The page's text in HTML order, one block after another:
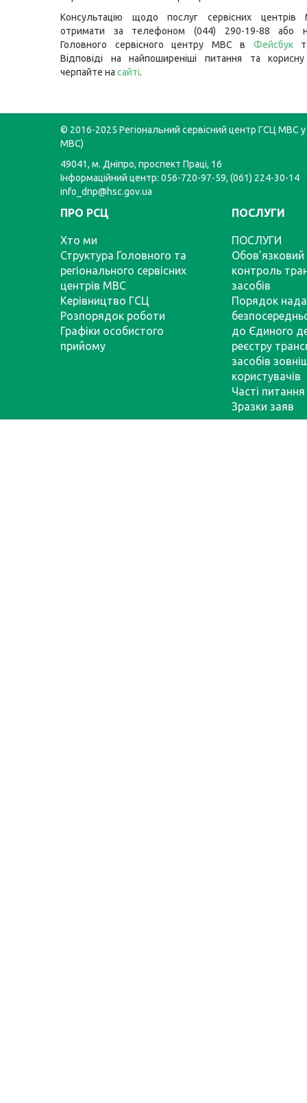
Консультацію щодо послуг сервісних
отримати за телефоном (044) 290-19-88 або
Головного сервісного центру МВС в Фейсбук
Відповіді на найпоширеніші питання та
черпайте на сайті.
© 2016-2025 Регіональний сервісний центр ГСЦ МВС у
МВС)
49041, м. Дніпро, проспект Праці, 16
Інформаційний центр: 056-720-97-59, (061) 224-30-14
info_dnp@hsc.gov.ua
ПРО РСЦ
Хто ми
Структура Головного та
регіонального сервісних
центрів МВС
Керівництво ГСЦ
Розпорядок роботи
Графіки особистого
прийому
ПОСЛУГИ
ПОСЛУГИ
Обов’язковий
контроль
засобів
Порядок
до Єдиного
реєстру
засобів
користувачів
Часті питання
Зразки заяв